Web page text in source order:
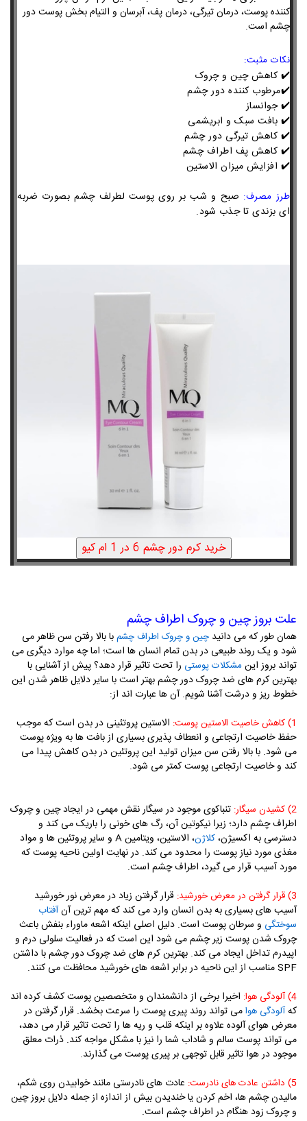
کننده پوست، درمان تیرگی، درمان پف، آبرسان و التیام بخش پوست دور
چشم است.
نکات مثبت:
✔️ کاهش چین و چروک
✔️مرطوب کننده دور چشم
✔️ جوانساز
✔️ بافت سبک و ابریشمی
✔️ کاهش تیرگی دور چشم
✔️ کاهش پف اطراف چشم
✔️ افزایش میزان الاستین
طرز مصرف: صبح و شب بر روی پوست لطرلف چشم بصورت ضربه
ای بزندی تا جذب شود.
علت بروز چین و چروک اطراف چشم
همان طور که می دانید چین و چروک اطراف چشمبا بالا رفتن سن ظاهر می
شود و یک روند طبیعی در بدن تمام انسان ها است؛ اما چه موارد دیگری می
تواند بروز اینمشکلات پوستی را تحت تاثیر قرار دهد؟ پیش از آشنایی با
بهترین کرم های ضد چروک دور چشم بهتر است با سایر دلایل ظاهر شدن این
خطوط ریز و درشت آشنا شویم. آن ها عبارت اند از:
1) کاهش خاصیت الاستین پوست:
الاستین پروتئینی در بدن است که موجب
حفظ خاصیت ارتجاعی و انعطاف پذیری بسیاری از بافت ها به ویژه پوست
می شود. با بالا رفتن سن میزان تولید این پروتئین در بدن کاهش پیدا می
کند و خاصیت ارتجاعی پوست کمتر می شود.
2) کشیدن سیگار:
تنباکوی موجود در سیگار نقش مهمی در ایجاد چین و چروک
اطراف چشم دارد؛ زیرا نیکوتین آن، رگ های خونی را باریک می کند و
دسترسی به اکسیژن،کلاژن، الاستین، ویتامینA و سایر پروتئین ها و مواد
مغذی مورد نیاز پوست را محدود می کند. در نهایت اولین ناحیه پوست که
مورد آسیب قرار می گیرد، اطراف چشم است.
3) قرار گرفتن در معرض خورشید:
قرار گرفتن زیاد در معرض نور خورشید
آسیب های بسیاری به بدن انسان وارد می کند که مهم ترین آنآفتاب
سوختگی و سرطان پوست است. دلیل اصلی اینکه اشعه ماوراء بنفش باعث
چروک شدن پوست زیر چشم می شود این است که در فعالیت سلولی درم و
اپیدرم تداخل ایجاد می کند. بهترین کرم های ضد چروک دور چشم با داشتن
SPFمناسب از این ناحیه در برابر اشعه های خورشید محافظت می کنند.
4) آلودگی هوا:
اخیرا برخی از دانشمندان و متخصصین پوست کشف کرده اند
کهآلودگی هوامی تواند روند پیری پوست را سرعت بخشد. قرار گرفتن در
معرض هوای آلوده علاوه بر اینکه قلب و ریه ها را تحت تاثیر قرار می دهد،
می تواند پوست سالم و شاداب شما را نیز با مشکل مواجه کند. ذرات معلق
موجود در هوا تاثیر قابل توجهی بر پیری پوست می گذارند.
5) داشتن عادت های نادرست:
عادت های نادرستی مانند خوابیدن روی شکم،
مالیدن چشم ها، اخم کردن یا خندیدن بیش از اندازه از جمله دلایل بروز چین
و چروک زود هنگام در اطراف چشم است.